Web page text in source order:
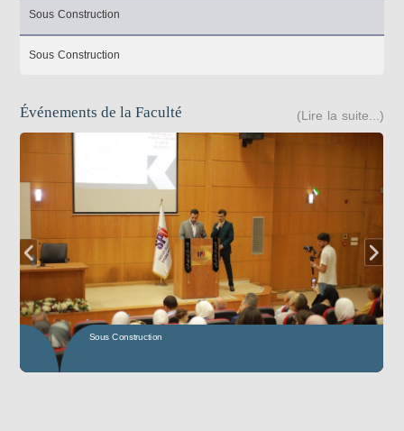
Sous Construction
Sous Construction
Événements de la Faculté (Lire la suite...)